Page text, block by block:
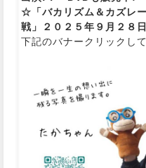
☆「バカリズム＆カズレ
戦」２０２５年９月２８
下記のバナークリックし